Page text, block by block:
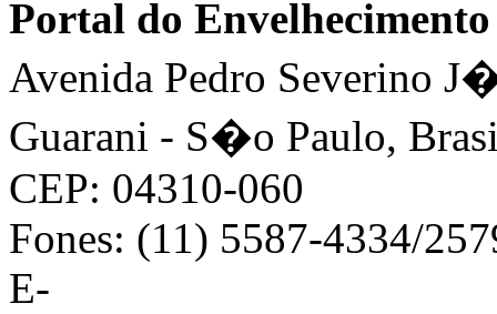
Portal do
Avenida Pedro Severino
Guarani - S�o Paulo,
CEP: 04310-060
Fones: (11) 5587-4334/
E-